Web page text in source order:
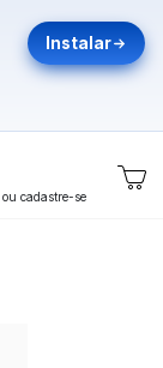
Instalar
ou cadastre-se